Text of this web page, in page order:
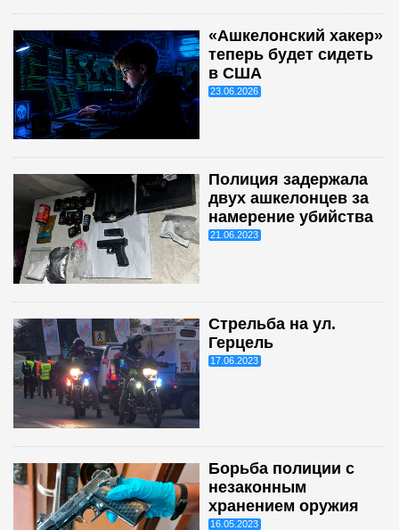
«Ашкелонский хакер»
теперь будет сидеть
в США
23.06.2026
Полиция задержала
двух ашкелонцев за
намерение убийства
21.06.2023
Стрельба на ул.
Герцель
17.06.2023
Борьба полиции с
незаконным
хранением оружия
16.05.2023